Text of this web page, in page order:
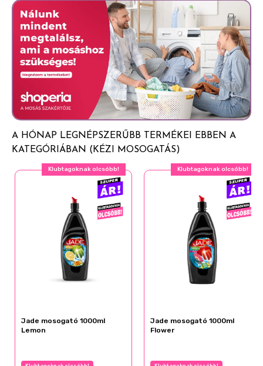
Amfoter felületaktív anyagok
Tartósítószerek (lactic acid)
Illatszerek
További összetevők: aloe vera barbensis, kozmetikai
színezék
élelmiszerekkel együtt.
A HÓNAP LEGNÉPSZERŰBB TERMÉKEI EBBEN A
KATEGÓRIÁBAN (KÉZI MOSOGATÁS)
Klubtagoknak olcsóbb!
Jade mosogató 1000ml
Lemon
Klubtagoknak olcsóbb!
Jade mosogató 1000ml
Flower